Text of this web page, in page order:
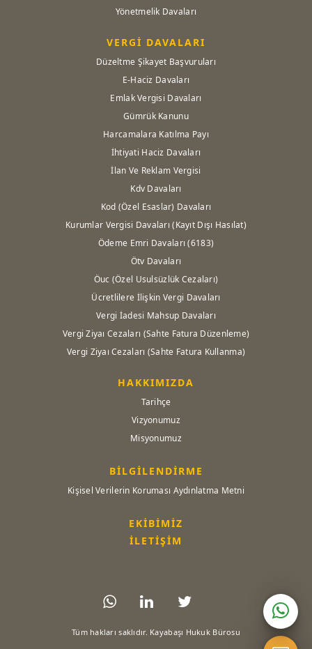
Yönetmelik Davaları
VERGİ DAVALARI
Düzeltme Şikayet Başvuruları
E-Haciz Davaları
Emlak Vergisi Davaları
Gümrük Kanunu
Harcamalara Katılma Payı
İhtiyati Haciz Davaları
İlan Ve Reklam Vergisi
Kdv Davaları
Kod (Özel Esaslar) Davaları
Kurumlar Vergisi Davaları (Kayıt Dışı Hasılat)
Ödeme Emri Davaları (6183)
Ötv Davaları
Öuc (Özel Usulsüzlük Cezaları)
Ücretlilere İlişkin Vergi Davaları
Vergi İadesi Mahsup Davaları
Vergi Ziyaı Cezaları (Sahte Fatura Düzenleme)
Vergi Ziyaı Cezaları (Sahte Fatura Kullanma)
HAKKIMIZDA
Tarihçe
Vizyonumuz
Misyonumuz
BİLGİLENDİRME
Kişisel Verilerin Koruması Aydınlatma Metni
EKİBİMİZ
İLETİŞİM
Tüm hakları saklıdır. Kayabaşı Hukuk Bürosu